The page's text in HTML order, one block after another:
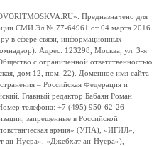
Предназначено для
СМИ Эл № 77-64961 от 04 марта 2016
в сфере связи, информационных
Адрес: 123298, Москва, ул. 3-я
с ограниченной ответственностью
дом 12, пом. 22). Доменное имя сайта
– Российская Федерация и
Главный редактор Бабаян Роман
телефона: +7 (495) 950-62-26
запрещенные в Российской
армия» (УПА), «ИГИЛ»,
Нусра», «Джебхат ан-Нусра»),